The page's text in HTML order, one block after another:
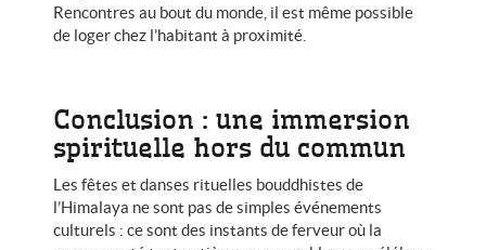
Rencontres au bout du monde, il est même possible
de loger chez l’habitant à proximité.
Conclusion : une immersion
spirituelle hors du commun
Les fêtes et danses rituelles bouddhistes de
l’Himalaya ne sont pas de simples événements
culturels : ce sont des instants de ferveur où la